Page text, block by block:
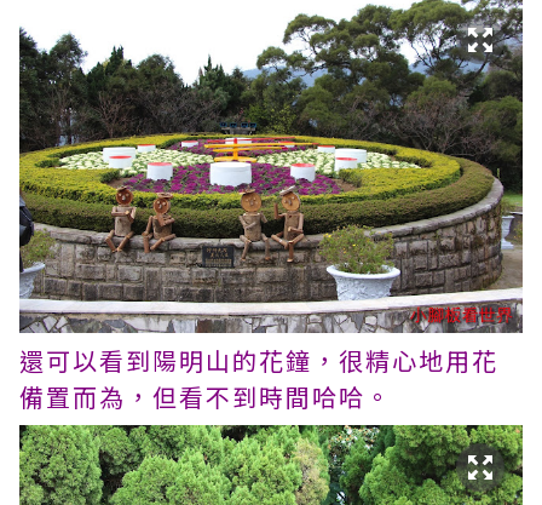
還可以看到陽明山的花鐘，很精心地用花
備置而為，但看不到時間哈哈。